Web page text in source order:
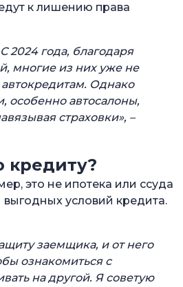
к лишению права
2024 года, благодаря
многие из них уже не
Однако
особенно автосалоны,
страховки», –
кредиту?
это не ипотека или ссуда
выгодных условий кредита.
заемщика, и от него
ознакомиться с
на другой. Я советую